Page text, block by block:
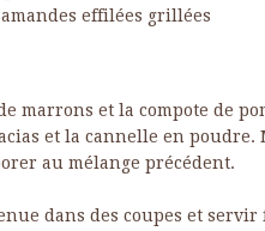
effilées grillées
marrons et la compote de
et la cannelle en
au mélange précédent.
dans des coupes et servir